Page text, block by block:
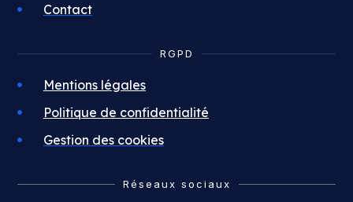
Contact
RGPD
Mentions légales
Politique de confidentialité
Gestion des cookies
Réseaux sociaux